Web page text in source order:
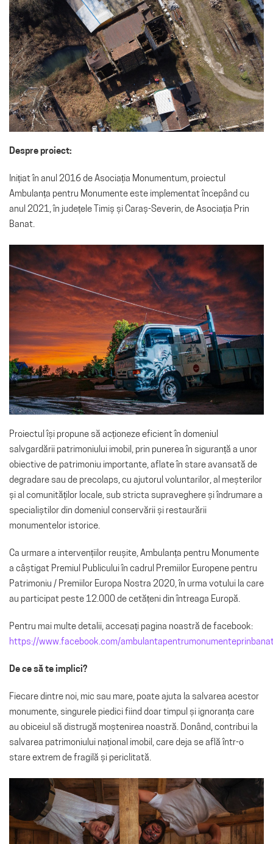
Despre proiect:
Inițiat în anul 2016 de Asociația Monumentum, proiectul
Ambulanța pentru Monumente este implementat începând cu
anul 2021, în județele Timiș și Caraș-Severin, de Asociația Prin
Banat.
Proiectul își propune să acționeze eficient în domeniul
salvgardării patrimoniului imobil, prin punerea în siguranță a unor
obiective de patrimoniu importante, aflate în stare avansată de
degradare sau de precolaps, cu ajutorul voluntarilor, al meșterilor
și al comunităților locale, sub stricta supraveghere și îndrumare a
specialiștilor din domeniul conservării și restaurării
monumentelor istorice.
Ca urmare a intervențiilor reușite, Ambulanța pentru Monumente
a câștigat Premiul Publicului în cadrul Premiilor Europene pentru
Patrimoniu / Premiilor Europa Nostra 2020, în urma votului la care
au participat peste 12.000 de cetățeni din întreaga Europă.
Pentru mai multe detalii, accesați pagina noastră de facebook:
https://www.facebook.com/
De ce să te implici?
Fiecare dintre noi, mic sau mare, poate ajuta la salvarea acestor
monumente, singurele piedici fiind doar timpul și ignoranța care
au obiceiul să distrugă moștenirea noastră. Donând, contribui la
salvarea patrimoniului național imobil, care deja se află într-o
stare extrem de fragilă și periclitată.